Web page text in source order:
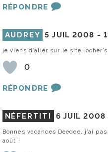
RÉPONDRE
AUDREY 5 JUIL 2008 -
je viens d’aller sur le site
0
RÉPONDRE
NÉFERTITI 6 JUIL
Bonnes vacances Deedee, j’ai
août !